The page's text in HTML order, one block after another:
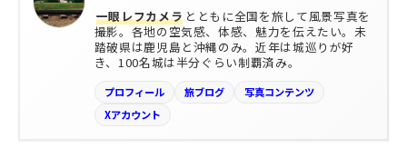
一眼レフカメラ とともに全国を旅して風景写真を
撮影。各地の空気感、体感、魅力を伝えたい。未
踏破県は鹿児島と沖縄のみ。近年は城巡りが好
き、100名城は半分ぐらい制覇済み。
プロフィール 旅ブログ
写真コンテンツ
Xアカウント